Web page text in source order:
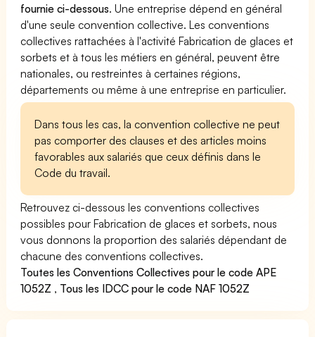
fournie ci-dessous. Une entreprise dépend en général
d'une seule convention collective. Les conventions
collectives rattachées à l'activité Fabrication de glaces et
sorbets et à tous les métiers en général, peuvent être
nationales, ou restreintes à certaines régions,
départements ou même à une entreprise en particulier.
Dans tous les cas, la convention collective ne peut
pas comporter des clauses et des articles moins
favorables aux salariés que ceux définis dans le
Code du travail.
Retrouvez ci-dessous les conventions collectives
possibles pour Fabrication de glaces et sorbets, nous
vous donnons la proportion des salariés dépendant de
chacune des conventions collectives.
Toutes les Conventions Collectives pour le code APE
1052Z , Tous les IDCC pour le code NAF 1052Z